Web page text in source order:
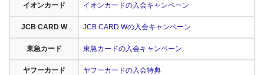
イオンカード イオンカードの入会キャンペーン
JCB CARD W JCB CARD Wの入会キャンペーン
東急カード 東急カードの入会キャンペーン
ヤフーカード ヤフーカードの入会特典